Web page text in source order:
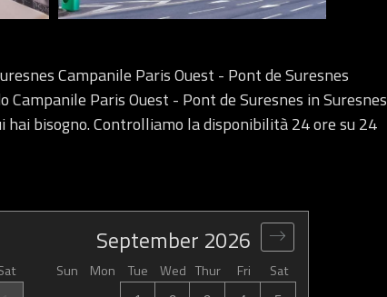
Campanile Paris Ouest - Pont de Suresnes
Campanile Paris Ouest - Pont de Suresnes in Suresnes
bisogno. Controlliamo la disponibilità 24 ore su 24
Sun Mon Tue Wed Thur Fri Sat
September 2026